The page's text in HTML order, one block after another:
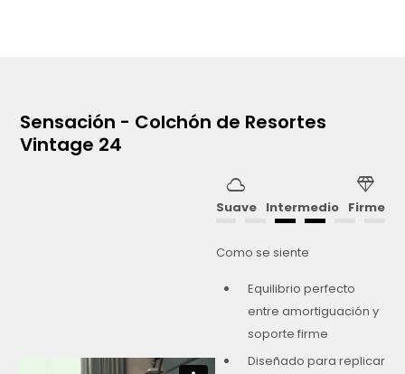
Sensación - Colchón de Resortes
Vintage 24
cloud
Suave Intermedio
diamond
Firme
Como se siente
Equilibrio perfecto
entre amortiguación y
soporte firme
Diseñado para replicar